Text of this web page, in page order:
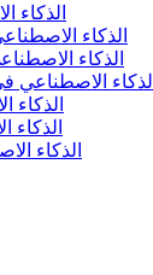
الذكاء
الذكاء
الذكاء
الذكاء الاصطناعي
الذكاء
الذكاء
الذكاء